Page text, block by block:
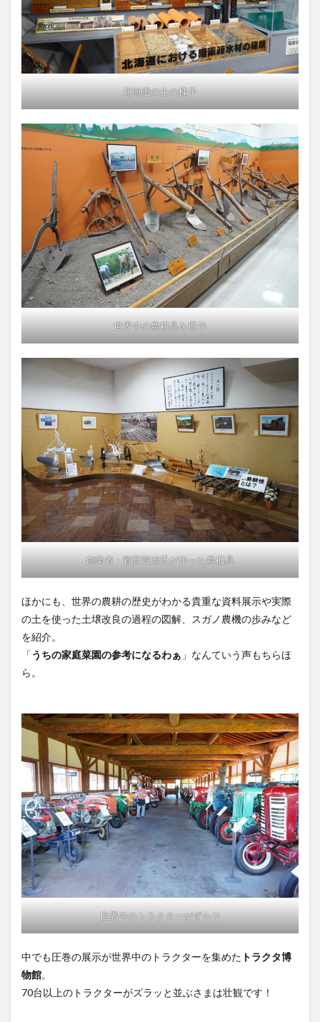
北海道の土の様子
世界中の農耕具を展示
創業者・菅野豊治氏が作った農機具
ほかにも、世界の農耕の歴史がわかる貴重な資料展示や実際
の土を使った土壌改良の過程の図解、スガノ農機の歩みなど
を紹介。
「うちの家庭菜園の参考になるわぁ 」なんていう声もちらほ
ら。
世界中のトラクターがずらり
中でも圧巻の展示が世界中のトラクターを集めた トラクタ博
物館。
70台以上のトラクターがズラッと並ぶさまは壮観です！